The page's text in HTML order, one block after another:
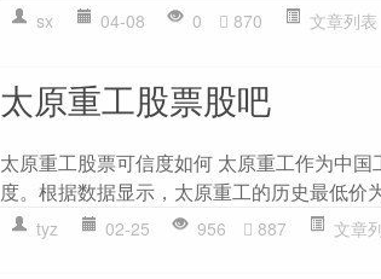
sx 04-08 0 870 文章列表
太原重工股票股吧
太原重工股票可信度如何 太原重工作为中
度。根据数据显示，太原重工的历史最低价
tyz 02-25 956 887 文章